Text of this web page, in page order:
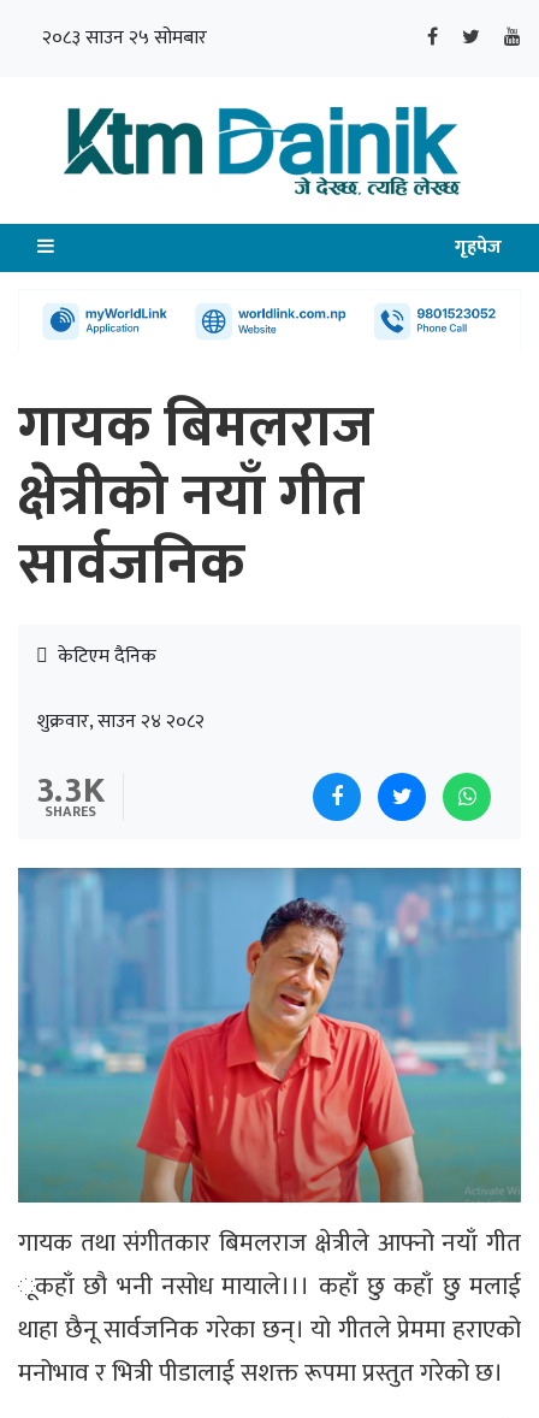
२०८३ साउन २५ सोमबार
गृहपेज
गायक बिमलराज
क्षेत्रीको नयाँ गीत
सार्वजनिक
केटिएम दैनिक
शुक्रवार, साउन २४ २०८२
3.3K
SHARES
गायक तथा संगीतकार बिमलराज क्षेत्रीले आफ्नो नयाँ गीत
ूकहाँ छौ भनी नसोध मायाले।।। कहाँ छु कहाँ छु मलाई
थाहा छैनू सार्वजनिक गरेका छन्। यो गीतले प्रेममा हराएको
मनोभाव र भित्री पीडालाई सशक्त रूपमा प्रस्तुत गरेको छ।